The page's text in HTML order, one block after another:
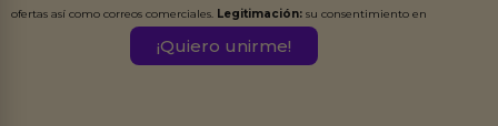
ofertas así como correos comerciales. Legitimación: su consentimiento en
Destinatarios:Ferran Roig Muñoz. Podrás ejercer tus